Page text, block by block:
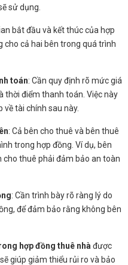
sử dụng.
bắt đầu và kết thúc của hợp
cho cả hai bên trong quá trình
toán: Cần quy định rõ mức giá
thời điểm thanh toán. Việc này
tài chính sau này.
: Cả bên cho thuê và bên thuê
trong hợp đồng. Ví dụ, bên
cho thuê phải đảm bảo an toàn
: Cần trình bày rõ ràng lý do
để đảm bảo rằng không bên
hợp đồng thuê nhà được
giúp giảm thiểu rủi ro và bảo